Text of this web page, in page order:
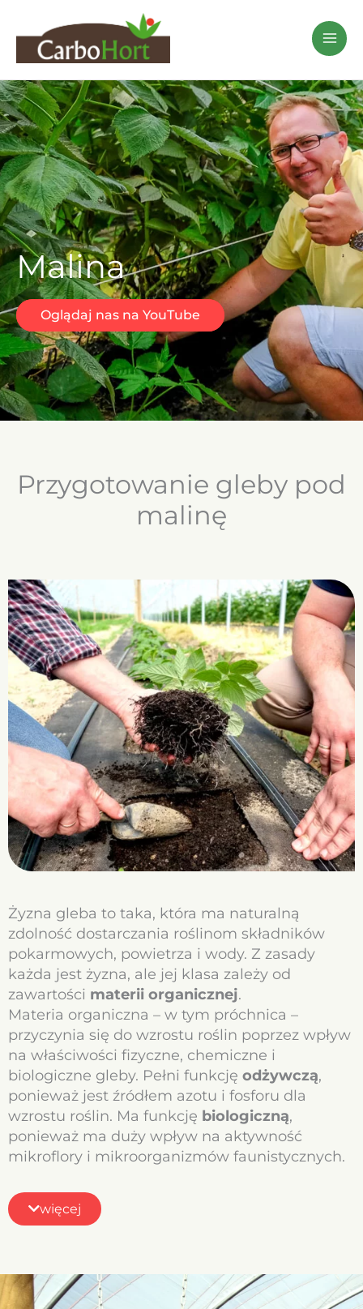
treści
Malina
Oglądaj nas na YouTube
Przygotowanie gleby pod
malinę
Żyzna gleba to taka, która ma naturalną
zdolność dostarczania roślinom składników
pokarmowych, powietrza i wody. Z zasady
każda jest żyzna, ale jej klasa zależy od
zawartości materii organicznej.
Materia organiczna – w tym próchnica –
przyczynia się do wzrostu roślin poprzez wpływ
na właściwości fizyczne, chemiczne i
biologiczne gleby. Pełni funkcję odżywczą,
ponieważ jest źródłem azotu i fosforu dla
wzrostu roślin. Ma funkcję biologiczną,
ponieważ ma duży wpływ na aktywność
mikroflory i mikroorganizmów faunistycznych.
ponieważ sprzyjają dobrej strukturze gleby,
poprawiając w ten sposób napowietrzanie i
Humus odgrywa również pośrednią rolę w
glebie poprzez jego wpływ na pobieranie
więcej